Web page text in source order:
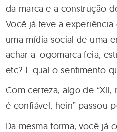
da marca e a construção
Você já teve a experiência
uma mídia social de uma
achar a logomarca feia,
etc? E qual o sentimento
Com certeza, algo de “Xii,
é confiável, hein” passou
Da mesma forma, você já